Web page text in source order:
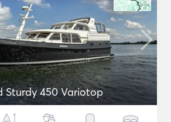
Sturdy 450 Variotop